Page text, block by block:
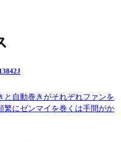
自動巻きがそれぞれファンを
繁にゼンマイを巻くは手間がか